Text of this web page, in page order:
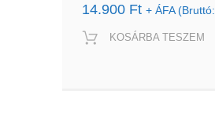
14.900 Ft + ÁFA (Bruttó:
KOSÁRBA TESZEM